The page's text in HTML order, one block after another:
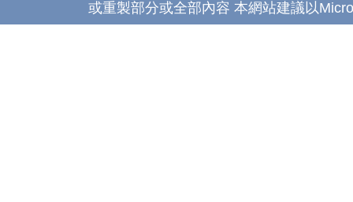
或重製部分或全部內容 本網站建議以